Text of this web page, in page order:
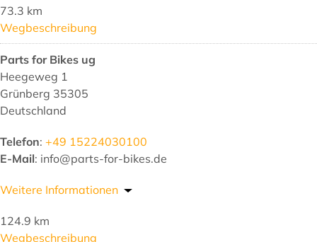
73.3 km
Wegbeschreibung
Parts for Bikes ug
Heegeweg 1
Grünberg 35305
Deutschland
Telefon: +49 15224030100
E-Mail: info@parts-for-bikes.de
Weitere Informationen
124.9 km
Wegbeschreibung